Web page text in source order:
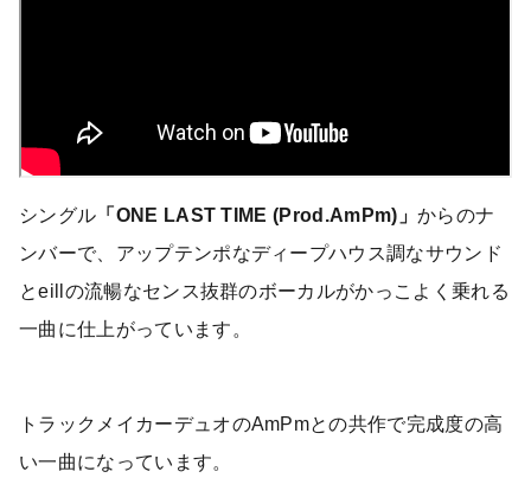
シングル 「ONE LAST TIME (Prod.AmPm)」 からのナ
ンバーで、アップテンポなディープハウス調なサウンド
とeillの流暢なセンス抜群のボーカルがかっこよく乗れる
一曲に仕上がっています。
トラックメイカーデュオのAmPmとの共作で完成度の高
い一曲になっています。